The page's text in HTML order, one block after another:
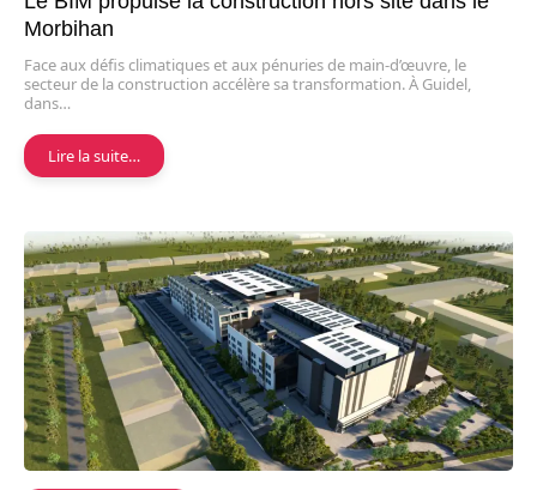
Morbihan
Face aux défis climatiques et aux pénuries de main-d’œuvre, le
secteur de la construction accélère sa transformation. À Guidel,
dans…
Lire la suite…